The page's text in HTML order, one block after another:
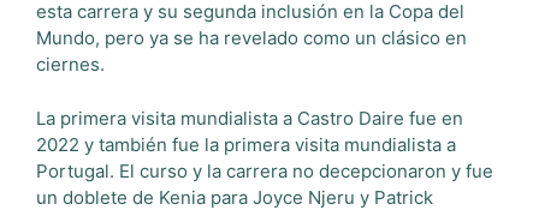
esta carrera y su segunda inclusión en la Copa del
Mundo, pero ya se ha revelado como un clásico en
ciernes.
La primera visita mundialista a Castro Daire fue en
2022 y también fue la primera visita mundialista a
Portugal. El curso y la carrera no decepcionaron y fue
un doblete de Kenia para Joyce Njeru y Patrick